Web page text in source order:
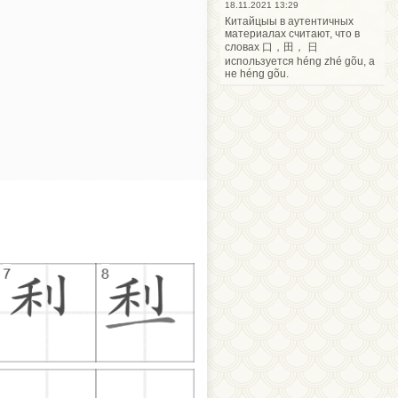
18.11.2021 13:29
Китайцыы в аутентичных
материалах считают, что в
словах 口，田， 日
используется héng zhé gõu, а
не héng gõu.